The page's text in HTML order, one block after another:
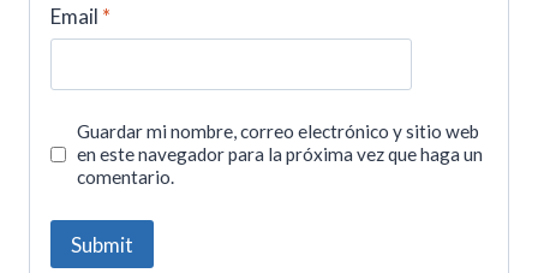
Email *
Guardar mi nombre, correo electrónico y sitio web
en este navegador para la próxima vez que haga un
comentario.